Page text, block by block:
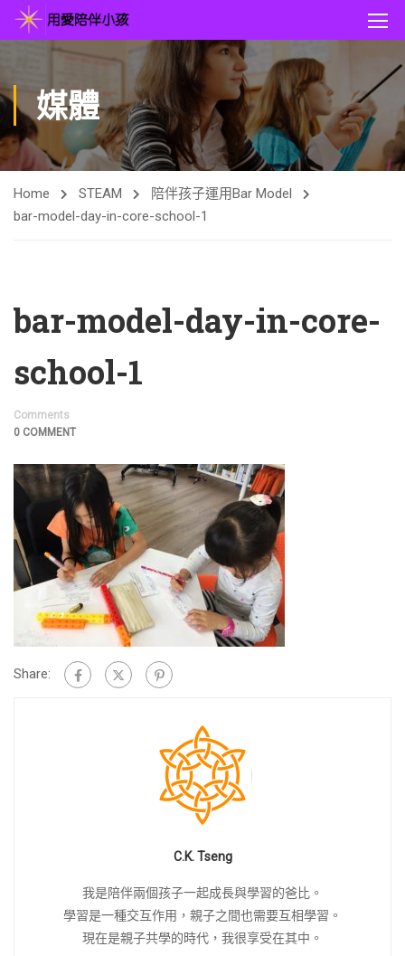
媒體
Home STEAM
陪伴孩子運用Bar Model
bar-model-day-in-core-school-1
bar-model-day-in-core-
school-1
Comments
0 COMMENT
Share:
C.K. Tseng
我是陪伴兩個孩子一起成長與學習的爸比。
學習是一種交互作用，親子之間也需要互相學習。
現在是親子共學的時代，我很享受在其中。